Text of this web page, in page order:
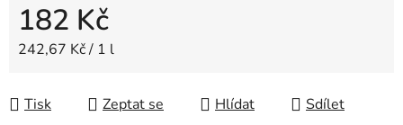
182 Kč
Měrná cena:
242,67 Kč / 1 l
Tisk Zeptat se Hlídat Sdílet